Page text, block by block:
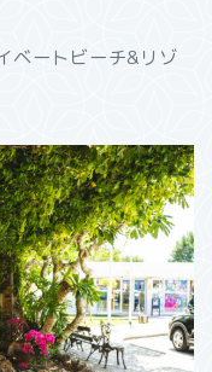
ベートビーチ&リゾ